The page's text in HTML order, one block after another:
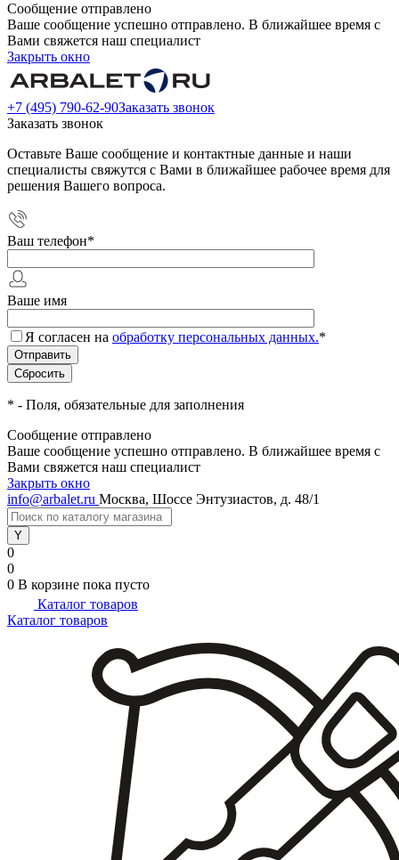
Сообщение отправлено
Ваше сообщение успешно отправлено. В ближайшее время с
Вами свяжется наш специалист
Закрыть окно
+7 (495) 790-62-90Заказать звонок
Заказать звонок
Оставьте Ваше сообщение и контактные данные и наши
специалисты свяжутся с Вами в ближайшее рабочее время для
решения Вашего вопроса.
Ваш телефон*
Ваше имя
Я согласен на обработку персональных данных.*
* - Поля, обязательные для заполнения
Сообщение отправлено
Ваше сообщение успешно отправлено. В ближайшее время с
Вами свяжется наш специалист
Закрыть окно
info@arbalet.ru Москва, Шоссе Энтузиастов, д. 48/1
0
0
0 В корзине пока пусто
Каталог товаров
Каталог товаров